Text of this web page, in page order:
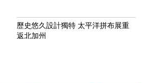
歷史悠久設計獨特 太平洋拼布展重
返北加州